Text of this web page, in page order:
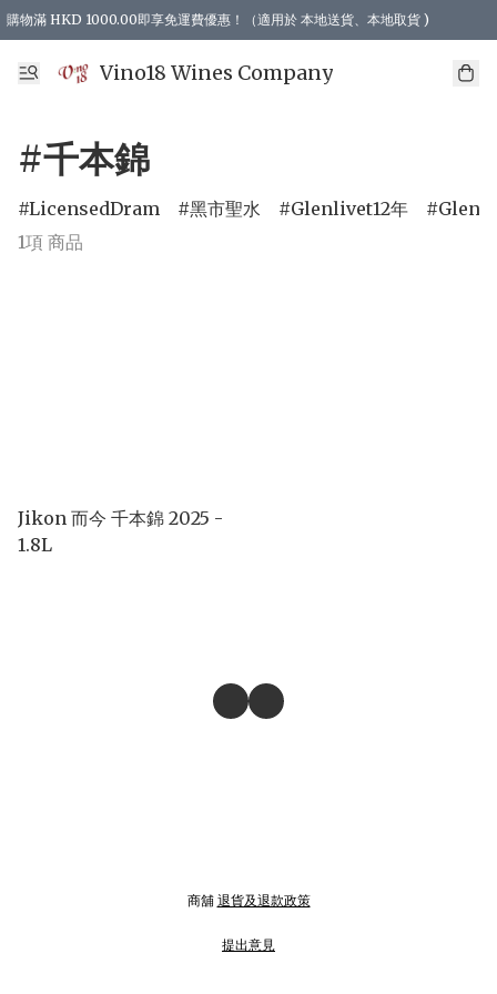
購物滿 HKD 1000.00即享免運費優惠！（適用於 本地送貨、本地取貨 )
Vino18 Wines Company
#千本錦
LicensedDram 黑市聖水 Glenlivet12年
1項 商品
Jikon 而今 千本錦 2025 -
1.8L
商舖 退貨及退款政策
提出意見